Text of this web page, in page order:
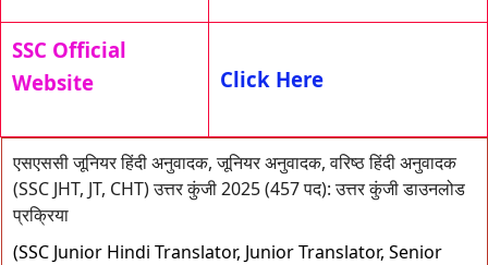
SSC Official
Website
Click Here
एसएससी जूनियर हिंदी अनुवादक, जूनियर अनुवादक, वरिष्ठ हिंदी अनुवादक
(SSC JHT, JT, CHT) उत्तर कुंजी 2025 (457 पद): उत्तर कुंजी डाउनलोड
प्रक्रिया
(SSC Junior Hindi Translator, Junior Translator, Senior